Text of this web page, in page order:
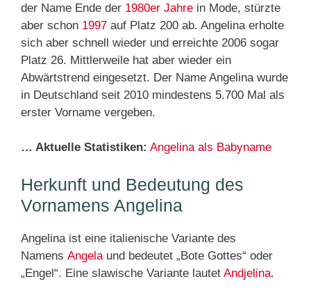
der Name Ende der 1980er Jahre in Mode, stürzte
aber schon 1997 auf Platz 200 ab. Angelina erholte
sich aber schnell wieder und erreichte 2006 sogar
Platz 26. Mittlerweile hat aber wieder ein
Abwärtstrend eingesetzt. Der Name Angelina wurde
in Deutschland seit 2010 mindestens 5.700 Mal als
erster Vorname vergeben.
… Aktuelle Statistiken: Angelina als Babyname
Herkunft und Bedeutung des
Vornamens Angelina
Angelina ist eine italienische Variante des
Namens Angela und bedeutet „Bote Gottes“ oder
„Engel“. Eine slawische Variante lautet Andjelina.